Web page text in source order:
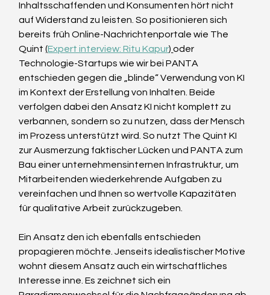
Inhaltsschaffenden und Konsumenten hört nicht
auf Widerstand zu leisten. So positionieren sich
bereits früh Online-Nachrichtenportale wie The
Quint (Expert interview: Ritu Kapur) oder
Technologie-Startups wie wir bei PANTA
entschieden gegen die „blinde“ Verwendung von KI
im Kontext der Erstellung von Inhalten. Beide
verfolgen dabei den Ansatz KI nicht komplett zu
verbannen, sondern so zu nutzen, dass der Mensch
im Prozess unterstützt wird. So nutzt The Quint KI
zur Ausmerzung faktischer Lücken und PANTA zum
Bau einer unternehmensinternen Infrastruktur, um
Mitarbeitenden wiederkehrende Aufgaben zu
vereinfachen und Ihnen so wertvolle Kapazitäten
für qualitative Arbeit zurückzugeben.
Ein Ansatz den ich ebenfalls entschieden
propagieren möchte. Jenseits idealistischer Motive
wohnt diesem Ansatz auch ein wirtschaftliches
Interesse inne. Es zeichnet sich ein